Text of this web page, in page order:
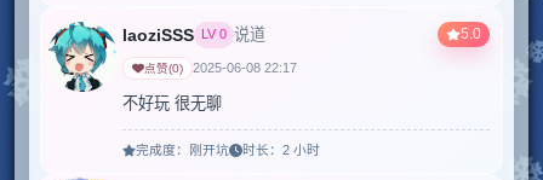
5.0
laoziSSS LV0 说道
点赞(0) 2025-06-08 22:17
不好玩 很无聊
完成度： 刚开坑 时长： 2 小时